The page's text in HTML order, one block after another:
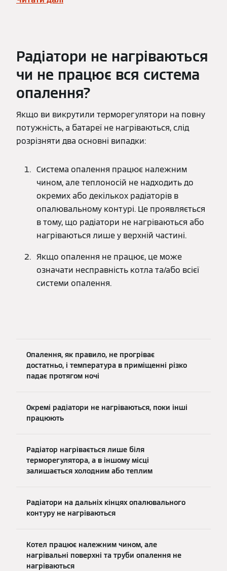
Радіатори не нагріваються
чи не працює вся система
опалення?
Якщо ви викрутили терморегулятори на повну
потужність, а батареї не нагріваються, слід
розрізняти два основні випадки:
Система опалення працює належним
чином, але теплоносій не надходить до
окремих або декількох радіаторів в
опалювальному контурі. Це проявляється
в тому, що радіатори не нагріваються або
нагріваються лише у верхній частині.
Якщо опалення не працює, це може
означати несправність котла та/або всієї
системи опалення.
Опалення, як правило, не прогріває
достатньо, і температура в приміщенні різко
падає протягом ночі
Окремі радіатори не нагріваються, поки інші
працюють
Радіатор нагрівається лише біля
терморегулятора, а в іншому місці
залишається холодним або теплим
Радіатори на дальніх кінцях опалювального
контуру не нагріваються
Котел працює належним чином, але
нагрівальні поверхні та труби опалення не
нагріваються